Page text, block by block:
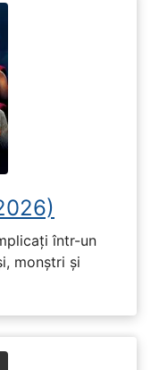
într-un
monștri și